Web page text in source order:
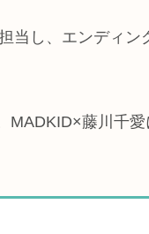
当し、エンディ
MADKID×藤川千